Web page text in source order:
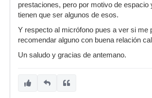
prestaciones, pero por motivo de espacio
tienen que ser algunos de esos.
Y respecto al micrófono pues a ver si me
recomendar alguno con buena relación
Un saludo y gracias de antemano.